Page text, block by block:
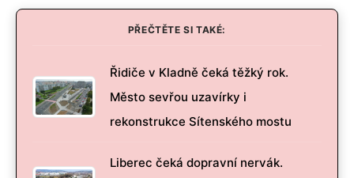
PŘEČTĚTE SI TAKÉ:
Řidiče v Kladně čeká těžký rok.
Město sevřou uzavírky i
rekonstrukce Sítenského mostu
Liberec čeká dopravní nervák.